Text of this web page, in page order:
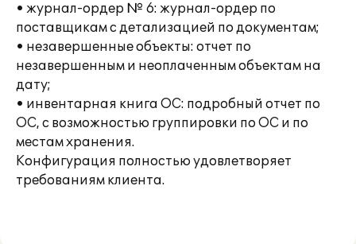
• журнал-ордер № 6: журнал-ордер по
поставщикам с детализацией по документам;
• незавершенные объекты: отчет по
незавершенным и неоплаченным объектам на
дату;
• инвентарная книга ОС: подробный отчет по
ОС, с возможностью группировки по ОС и по
местам хранения.
Конфигурация полностью удовлетворяет
требованиям клиента.